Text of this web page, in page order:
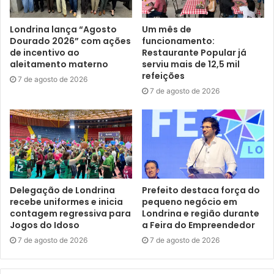
foto: Emerson Dias / NCom
O gerente de Vigilância Ambiental da SMS, Nino Ribas,
destacou que a participação da comunidade é fundamental
para o êxito da ação. “Permitir o acesso dos agentes aos
Londrina lança “Agosto
Dourado 2026” com ações
de incentivo ao
aleitamento materno
7 de agosto de 2026
Um mês de
funcionamento:
Restaurante Popular já
serviu mais de 12,5 mil
refeições
7 de agosto de 2026
Delegação de Londrina
recebe uniformes e inicia
contagem regressiva para
Jogos do Idoso
7 de agosto de 2026
Prefeito destaca força do
pequeno negócio em
Londrina e região durante
a Feira do Empreendedor
7 de agosto de 2026